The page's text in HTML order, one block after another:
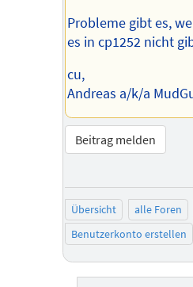
Probleme gibt es,
es in cp1252 nicht
cu,
Andreas a/k/a
Beitrag melden
Übersicht alle Foren
Benutzerkonto erstellen